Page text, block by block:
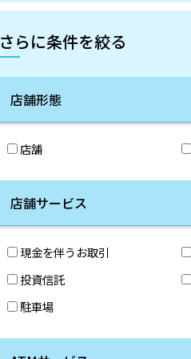
さらに条件を絞る
店舗形態
店舗
店舗サービス
現金を伴うお取引
投資信託
駐車場